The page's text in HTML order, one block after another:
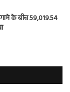
के बीच 59,019.54